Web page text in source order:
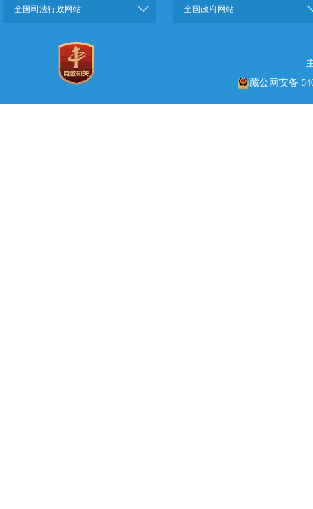
全国司法行政网站 全国政府网站
藏公网安备